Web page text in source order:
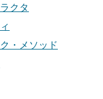
クタ
・メソッド